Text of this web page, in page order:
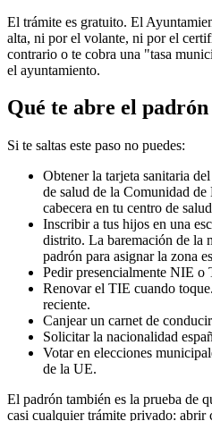
El trámite es gratuito. El
alta, ni por el volante, ni por el
contrario o te cobra una "tasa
el ayuntamiento.
Qué te abre el
Si te saltas este paso no puedes:
Obtener la tarjeta sanitaria
de salud de la Comunidad
cabecera en tu centro de
Inscribir a tus hijos en una
distrito. La baremación de la
padrón para asignar la zona
Pedir presencialmente NIE
Renovar el TIE cuando
reciente.
Canjear un carnet de
Solicitar la nacionalidad
Votar en elecciones
de la UE.
El padrón también es la prueba de
casi cualquier trámite privado: abrir